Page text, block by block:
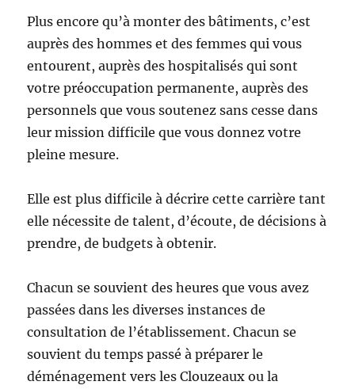
Plus encore qu’à monter des bâtiments, c’est
auprès des hommes et des femmes qui vous
entourent, auprès des hospitalisés qui sont
votre préoccupation permanente, auprès des
personnels que vous soutenez sans cesse dans
leur mission difficile que vous donnez votre
pleine mesure.
Elle est plus difficile à décrire cette carrière tant
elle nécessite de talent, d’écoute, de décisions à
prendre, de budgets à obtenir.
Chacun se souvient des heures que vous avez
passées dans les diverses instances de
consultation de l’établissement. Chacun se
souvient du temps passé à préparer le
déménagement vers les Clouzeaux ou la